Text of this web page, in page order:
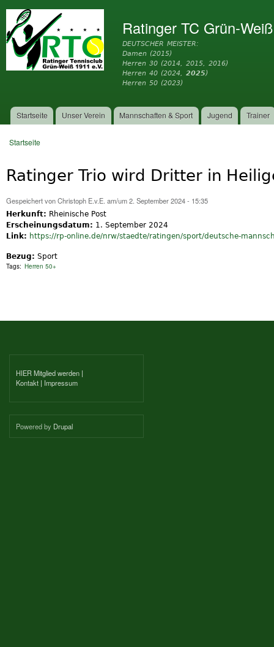
Ratinger TC Grün-
DEUTSCHER MEISTER:
Damen (2015)
Herren 30 (2014, 2015, 2016)
Herren 40 (2024,2025)
Herren 50 (2023)
Hauptmenü
Startseite Unser Verein Mannschaften & Sport Jugend Trainer
Startseite
Ratinger Trio wird Dritter in
Gespeichert vonChristoph E.v.E. am/um 2. September 2024 - 15:35
Herkunft: Rheinische Post
Erscheinungsdatum: 1. September 2024
Link: https://rp-online.de/nrw/staedte/ratingen/sport/deutsche-
Bezug: Sport
Tags: Herren 50+
HIER Mitglied werden |
Kontakt | Impressum
Powered by Drupal